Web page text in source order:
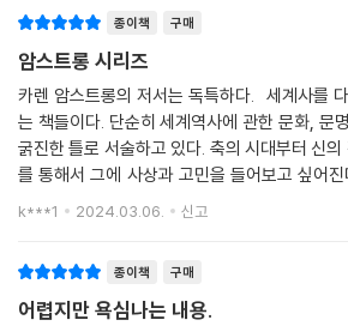
는 신이 아담의 죄 때문에 모든 인류에게 영원한
---「4장 기독교의 신, 236쪽」중에서
믿음을 향한 두 갈래의 길
이성의 신과 신비의 신
인간은 어떻게 신을 발견할 수 있는가? 암스트
대 그리스 철학으로부터 이어진 합리주의 전통
하려는 신비주의적 전통이다. 이븐 시나(아비센
- [Time]
“사르트르가 말한 인간의 의식 속에 남은 ‘신의
이 책에서 ‘역사’로 가득 채운다.”
- [Los Angeles Times]
“암스트롱은 이 특별한 연구에서 세 유일신교
현재까지 추적해 가며, 어떤 역사적 조건 속에
- [Kirkus Reviews]
종이책 구매
암스트롱 시리즈
카렌 암스트롱의 저서는 독특하다. 세계사를
는 책들이다. 단순히 세계역사에 관한 문화, 문
굵진한 틀로 서술하고 있다. 축의 시대부터 신
를 통해서 그에 사상과 고민을 들어보고 싶어
매 했으니, 독파하는 일만 남았다.
k***1 2024.03.06. 신고
종이책 구매
어렵지만 욕심나는 내용.